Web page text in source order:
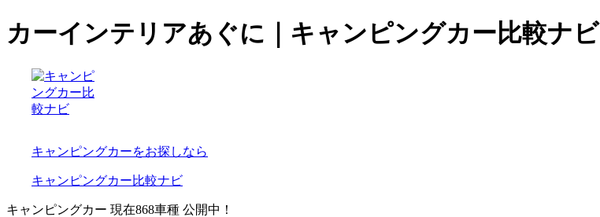
カーインテリアあぐに｜キャンピングカー比較ナビ
キャンピングカーをお探しなら
キャンピングカー比較ナビ
キャンピングカー 現在868車種 公開中！